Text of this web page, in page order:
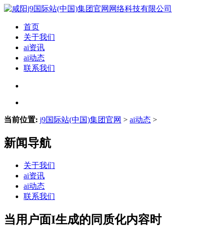
首页
关于我们
ai资讯
ai动态
联系我们
当前位置: j9国际站(中国)集团官网 > ai动态 >
新闻导航
关于我们
ai资讯
ai动态
联系我们
当用户面I生成的同质化内容时